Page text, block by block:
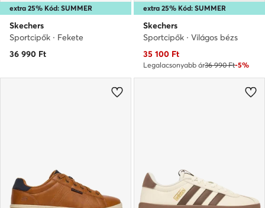
extra 25% Kód: SUMMER
Skechers
Sportcipők · Fekete
36 990 Ft
extra 25% Kód: SUMMER
Skechers
Sportcipők · Világos bézs
Aktuális ár
35 100 Ft
Legalacsonyabb ár36 990 Ft-5%